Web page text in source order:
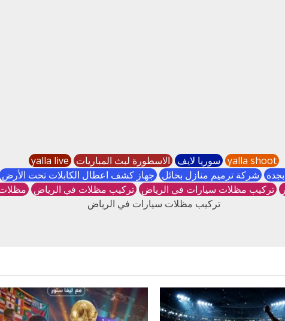
yalla shoot سوريا لايفالاسطورة لبث المبارياتyalla live
شركة ترميم منازل بحائل جهاز كشف اعطال الكابلات تحت الأرض
تركيب مظلات سيارات في الرياضتركيب مظلات في الرياض
تركيب مظلات سيارات في الرياض